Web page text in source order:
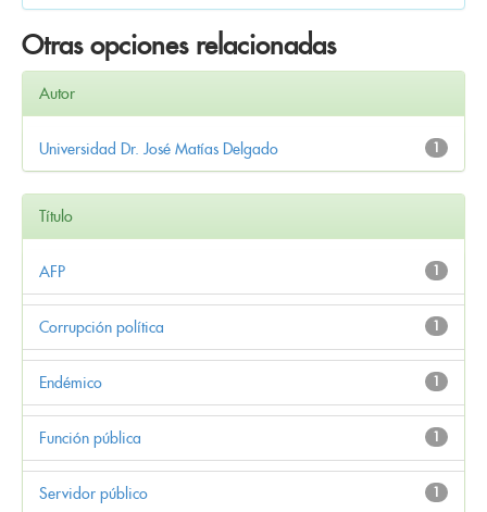
Otras opciones relacionadas
Autor
1
Universidad Dr. José Matías Delgado
Título
1
AFP
1
Corrupción política
1
Endémico
1
Función pública
1
Servidor público